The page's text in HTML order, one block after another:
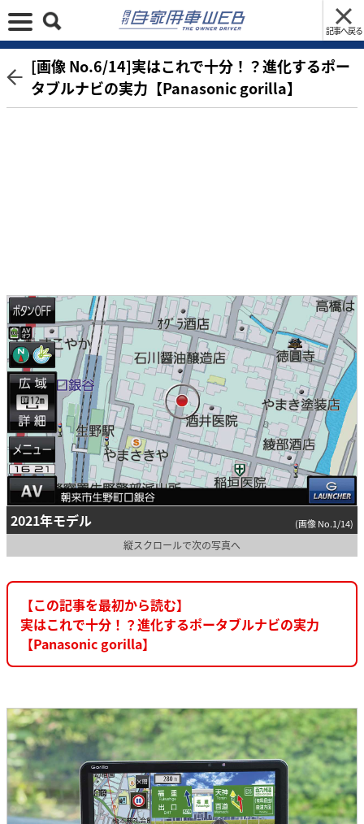
記事へ戻る
[画像 No.6/14]実はこれで十分！？進化するポー
タブルナビの実力【Panasonic gorilla】
2021年モデル (画像 No.1/14)
縦スクロールで次の写真へ
【この記事を最初から読む】
実はこれで十分！？進化するポータブルナビの実力
【Panasonic gorilla】